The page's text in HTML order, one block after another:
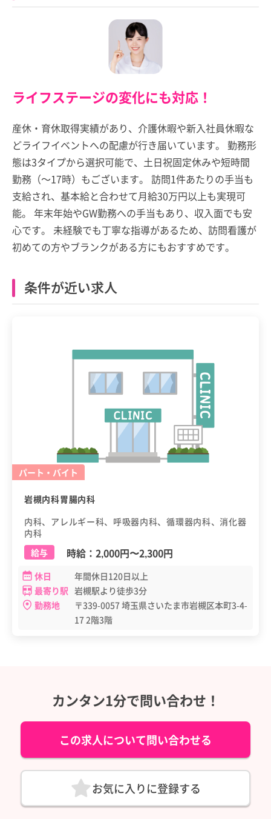
ライフステージの変化にも対応！
産休・育休取得実績があり、介護休暇や新入社員休暇な
どライフイベントへの配慮が行き届いています。 勤務形
態は3タイプから選択可能で、土日祝固定休みや短時間
勤務（～17時）もございます。 訪問1件あたりの手当も
支給され、基本給と合わせて月給30万円以上も実現可
能。 年末年始やGW勤務への手当もあり、収入面でも安
心です。 未経験でも丁寧な指導があるため、訪問看護が
初めての方やブランクがある方にもおすすめです。
条件が近い求人
パート・バイト
岩槻内科胃腸内科
内科、アレルギー科、呼吸器内科、循環器内科、消化器
内科
給与
時給： 2,000円〜2,300円
休日
年間休日120日以上
最寄り駅 岩槻駅より徒歩3分
勤務地
〒339-0057 埼玉県さいたま市岩槻区本町3-4-
17 2階3階
カンタン1分で問い合わせ！
この求人について問い合わせる
お気に入りに登録する